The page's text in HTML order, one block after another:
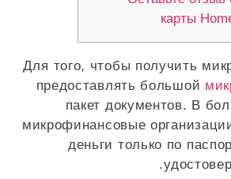
карты
Для того, чтобы получить
предоставлять большой
пакет документов. В
микрофинансовые
деньги только по